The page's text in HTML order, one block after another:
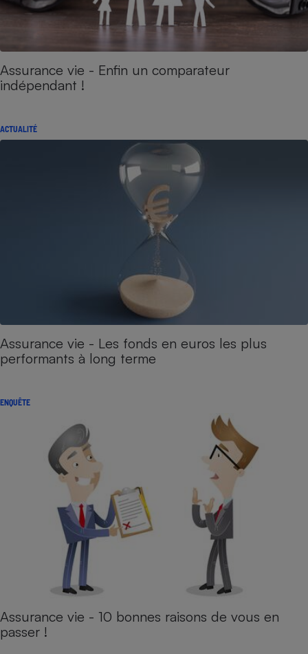
Assurance vie - Enfin un comparateur
indépendant !
ACTUALITÉ
Assurance vie - Les fonds en euros les plus
performants à long terme
ENQUÊTE
Assurance vie - 10 bonnes raisons de vous en
passer !